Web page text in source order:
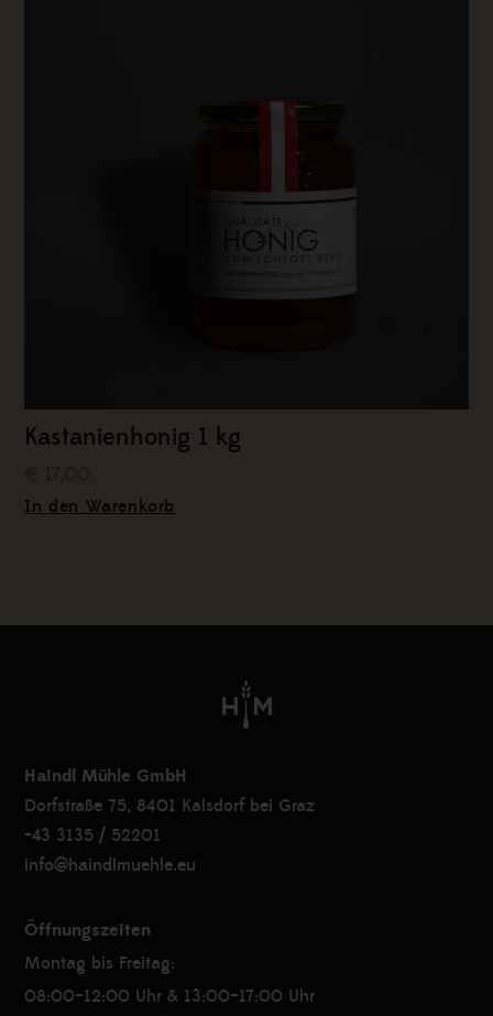
Kastanienhonig 1 kg
In den Warenkorb
Haindl Mühle GmbH
Dorfstraße 75, 8401 Kalsdorf bei Graz
+43 3135 / 52201
info@haindlmuehle.eu
Öffnungszeiten
Montag bis Freitag:
08:00–12:00 Uhr & 13:00–17:00 Uhr